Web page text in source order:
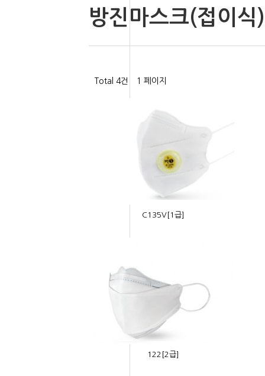
방진마스크(접이식)
Total 4건 1 페이지
C135V[1급]
122[2급]